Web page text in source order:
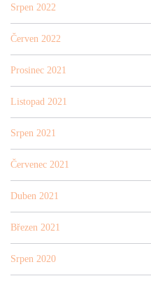
Srpen 2022
Červen 2022
Prosinec 2021
Listopad 2021
Srpen 2021
Červenec 2021
Duben 2021
Březen 2021
Srpen 2020